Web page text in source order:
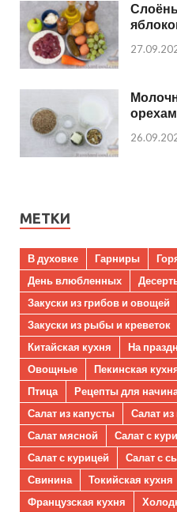
МЕТКИ
В духовке Гарниры
День влюбленных
Закуски из грибов и овощей
Закуски из рыбы и креветок
Китайская кухня
На
Овощные
Пекинская
Птица
Рецепты для
Салат из капусты
Салат
Салат мясной
Салат с
Салат с курицей
Салат с
Свинина
Токийская кухня
Французская кухня